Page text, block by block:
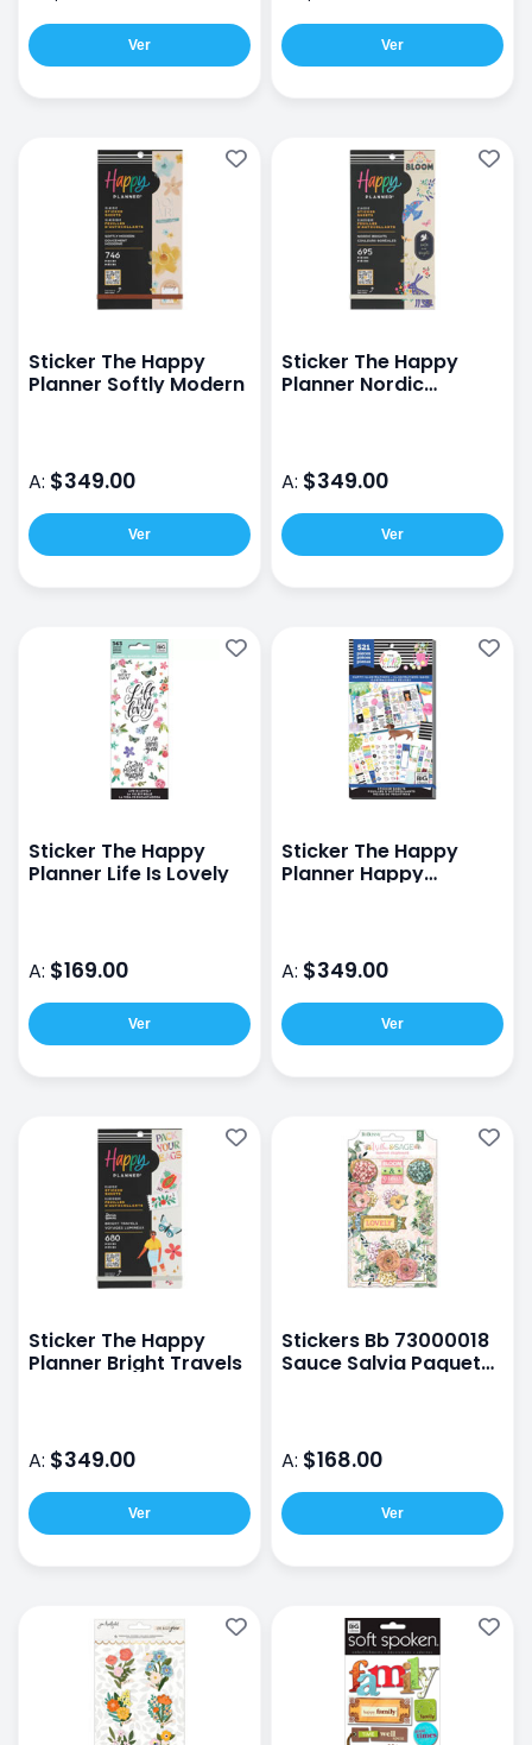
Ver Ver
Sticker The Happy
Planner Softly Modern
A: $349.00
Ver
Sticker The Happy
Planner Nordic
A: $349.00
Ver
Sticker The Happy
Planner Life Is Lovely
A: $169.00
Ver
Sticker The Happy
Planner Happy
A: $349.00
Ver
Sticker The Happy
Planner Bright Travels
A: $349.00
Ver
Stickers Bb 73000018
Sauce Salvia Paquete
A: $168.00
Ver